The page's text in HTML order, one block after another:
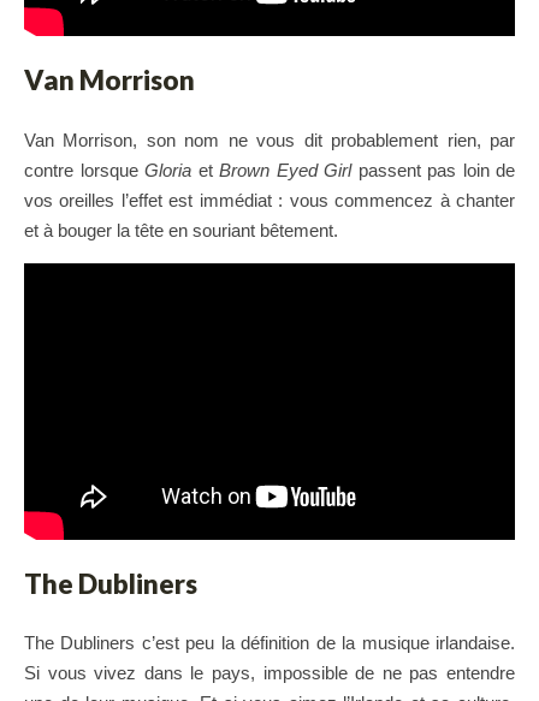
Van Morrison
Van Morrison, son nom ne vous dit probablement rien, par
contre lorsqueGloria et Brown Eyed Girlpassent pas loin de
vos oreilles l’effet est immédiat : vous commencez à chanter
et à bouger la tête en souriant bêtement.
The Dubliners
The Dubliners c’est peu la définition de la musique irlandaise.
Si vous vivez dans le pays, impossible de ne pas entendre